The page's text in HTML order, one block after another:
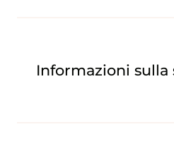
Informazioni sulla